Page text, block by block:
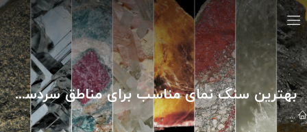
بهترین سنگ نمای مناسب برای مناطق سردسیر - افشاری استون
مقالات صنعت سنگ بهترین سنگ نمای مناسب برای مناطق سردسیر